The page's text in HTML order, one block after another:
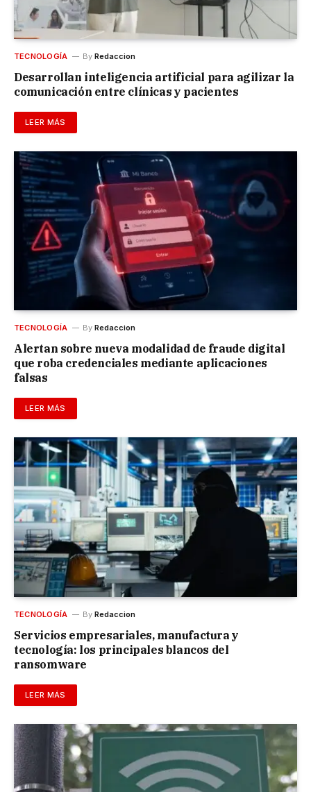
TECNOLOGÍA By Redaccion
Desarrollan inteligencia artificial para agilizar la
comunicación entre clínicas y pacientes
LEER MÁS
TECNOLOGÍA By Redaccion
Alertan sobre nueva modalidad de fraude digital
que roba credenciales mediante aplicaciones
falsas
LEER MÁS
TECNOLOGÍA By Redaccion
Servicios empresariales, manufactura y
tecnología: los principales blancos del
ransomware
LEER MÁS